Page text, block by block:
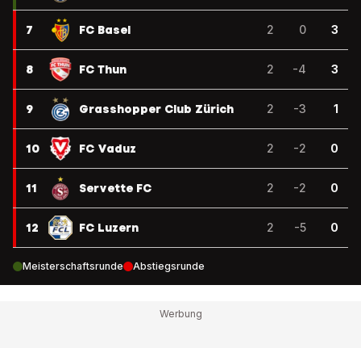
7 FC Basel 2 0 3
8 FC Thun 2 -4 3
9 Grasshopper Club Zürich 2 -3 1
10 FC Vaduz 2 -2 0
11 Servette FC 2 -2 0
12 FC Luzern 2 -5 0
Meisterschaftsrunde Abstiegsrunde